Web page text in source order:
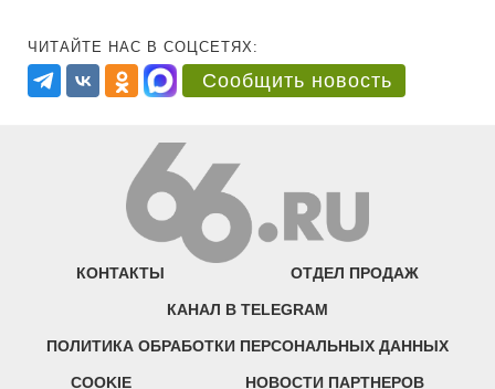
ЧИТАЙТЕ НАС В СОЦСЕТЯХ:
Сообщить новость
КОНТАКТЫ ОТДЕЛ ПРОДАЖ
КАНАЛ В TELEGRAM
ПОЛИТИКА ОБРАБОТКИ ПЕРСОНАЛЬНЫХ ДАННЫХ
COOKIE НОВОСТИ ПАРТНЕРОВ